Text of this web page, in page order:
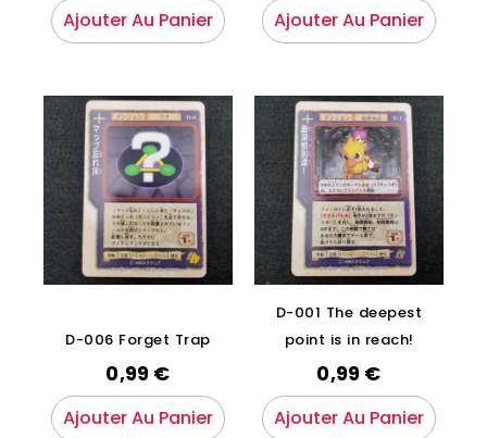
Ajouter Au Panier Ajouter Au Panier
D-006 Forget Trap
0,99 €
Ajouter Au Panier
D-001 The deepest
point is in reach!
0,99 €
Ajouter Au Panier